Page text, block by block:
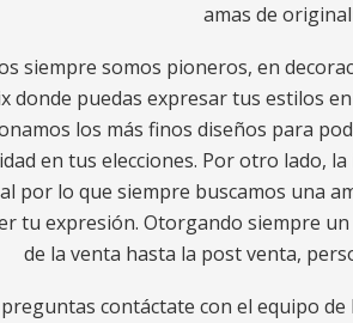
amas de
siempre somos pioneros, en
donde puedas expresar tus estilos
los más finos diseños para
en tus elecciones. Por otro lado,
por lo que siempre buscamos una
tu expresión. Otorgando siempre
de la venta hasta la post venta,
contáctate con el equipo